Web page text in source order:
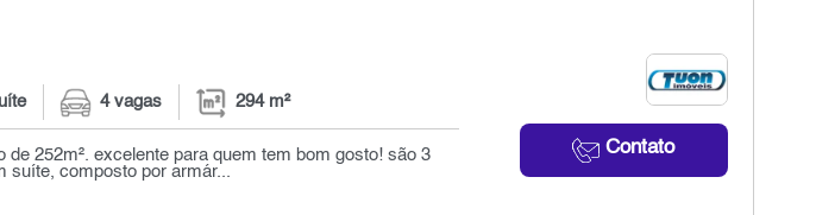
Contato
4 vagas 294 m²
de 252m². excelente para quem tem bom gosto! são 3
suíte, composto por armár...